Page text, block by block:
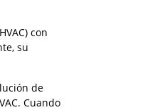
con
su
de
Cuando